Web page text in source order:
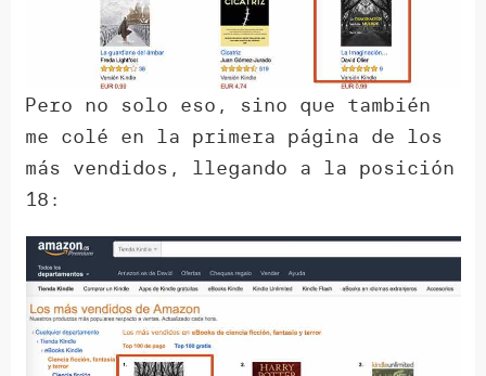
Pero no solo eso, sino que también
me colé en la primera página de los
más vendidos, llegando a la posición
18: